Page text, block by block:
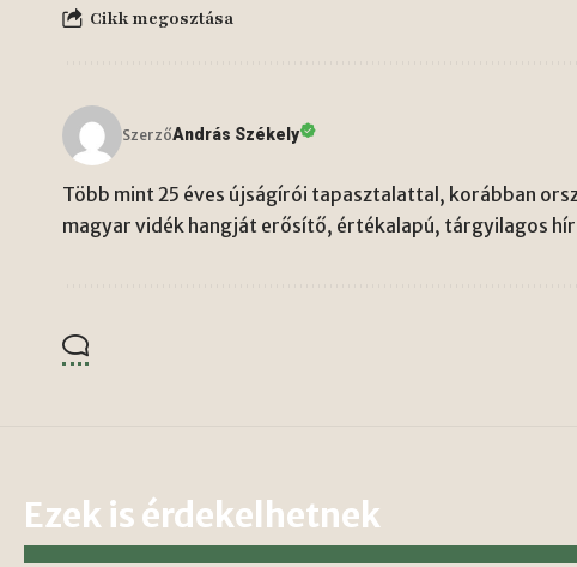
Cikk megosztása
SzerzőAndrás Székely
Több mint 25 éves újságírói tapasztalattal, korábban
magyar vidék hangját erősítő, értékalapú, tárgyilagos
Ezek is érdekelhetnek